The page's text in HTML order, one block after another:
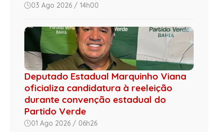
03 Ago 2026 / 14h00
Deputado Estadual Marquinho Viana
oficializa candidatura à reeleição
durante convenção estadual do
Partido Verde
01 Ago 2026 / 06h26